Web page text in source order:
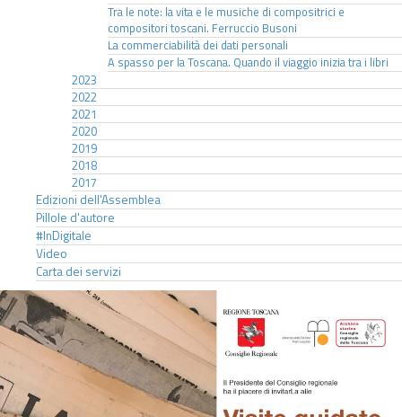
Tra le note: la vita e le musiche di compositrici e
compositori toscani. Ferruccio Busoni
La commerciabilità dei dati personali
A spasso per la Toscana. Quando il viaggio inizia tra i libri
2023
2022
2021
2020
2019
2018
2017
Edizioni dell'Assemblea
Pillole d'autore
#InDigitale
Video
Carta dei servizi